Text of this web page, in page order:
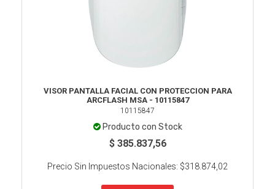
VISOR PANTALLA FACIAL CON PROTECCION PARA
ARCFLASH MSA - 10115847
10115847
Producto con Stock
$ 385.837,56
Precio Sin Impuestos Nacionales: $318.874,02